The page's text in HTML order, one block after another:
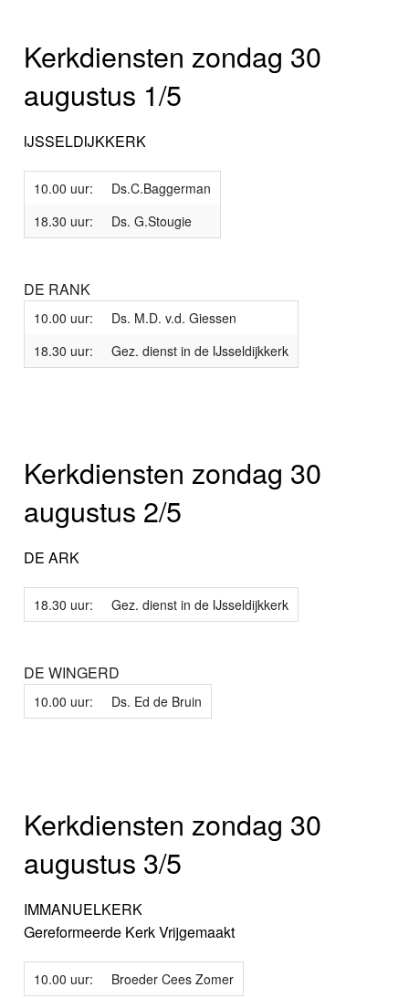
Kerkdiensten zondag 30
augustus 1/5
IJSSELDIJKKERK
10.00 uur:
Ds.C.Baggerman
18.30 uur:
Ds. G.Stougie
DE RANK
10.00 uur:
Ds. M.D. v.d. Giessen
18.30 uur:
Gez. dienst in de IJsseldijkkerk
Kerkdiensten zondag 30
augustus 2/5
DE ARK
18.30 uur: Gez. dienst in de IJsseldijkkerk
DE WINGERD
10.00 uur: Ds. Ed de Bruin
Kerkdiensten zondag 30
augustus 3/5
IMMANUELKERK
Gereformeerde Kerk Vrijgemaakt
10.00 uur: Broeder Cees Zomer